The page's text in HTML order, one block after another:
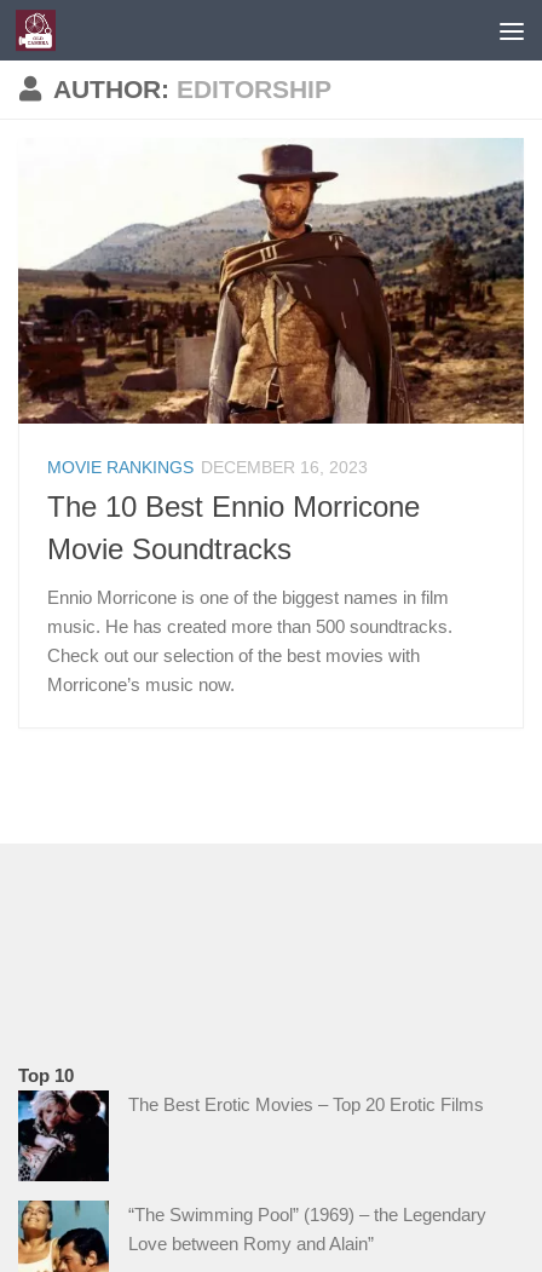
Skip to content
AUTHOR: EDITORSHIP
MOVIE RANKINGS DECEMBER 16, 2023
The 10 Best Ennio Morricone
Movie Soundtracks
Ennio Morricone is one of the biggest names in film
music. He has created more than 500 soundtracks.
Check out our selection of the best movies with
Morricone’s music now.
Top 10
The Best Erotic Movies – Top 20 Erotic Films
“The Swimming Pool” (1969) – the Legendary
Love between Romy and Alain”